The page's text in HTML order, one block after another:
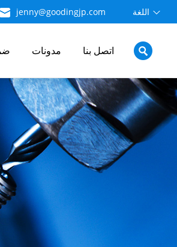
jenny@goodingjp.com
مدونات اتصل بنا